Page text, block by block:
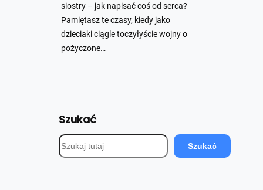
siostry – jak napisać coś od serca?
Pamiętasz te czasy, kiedy jako
dzieciaki ciągle toczyłyście wojny o
pożyczone…
Szukać
S
z
Szukać